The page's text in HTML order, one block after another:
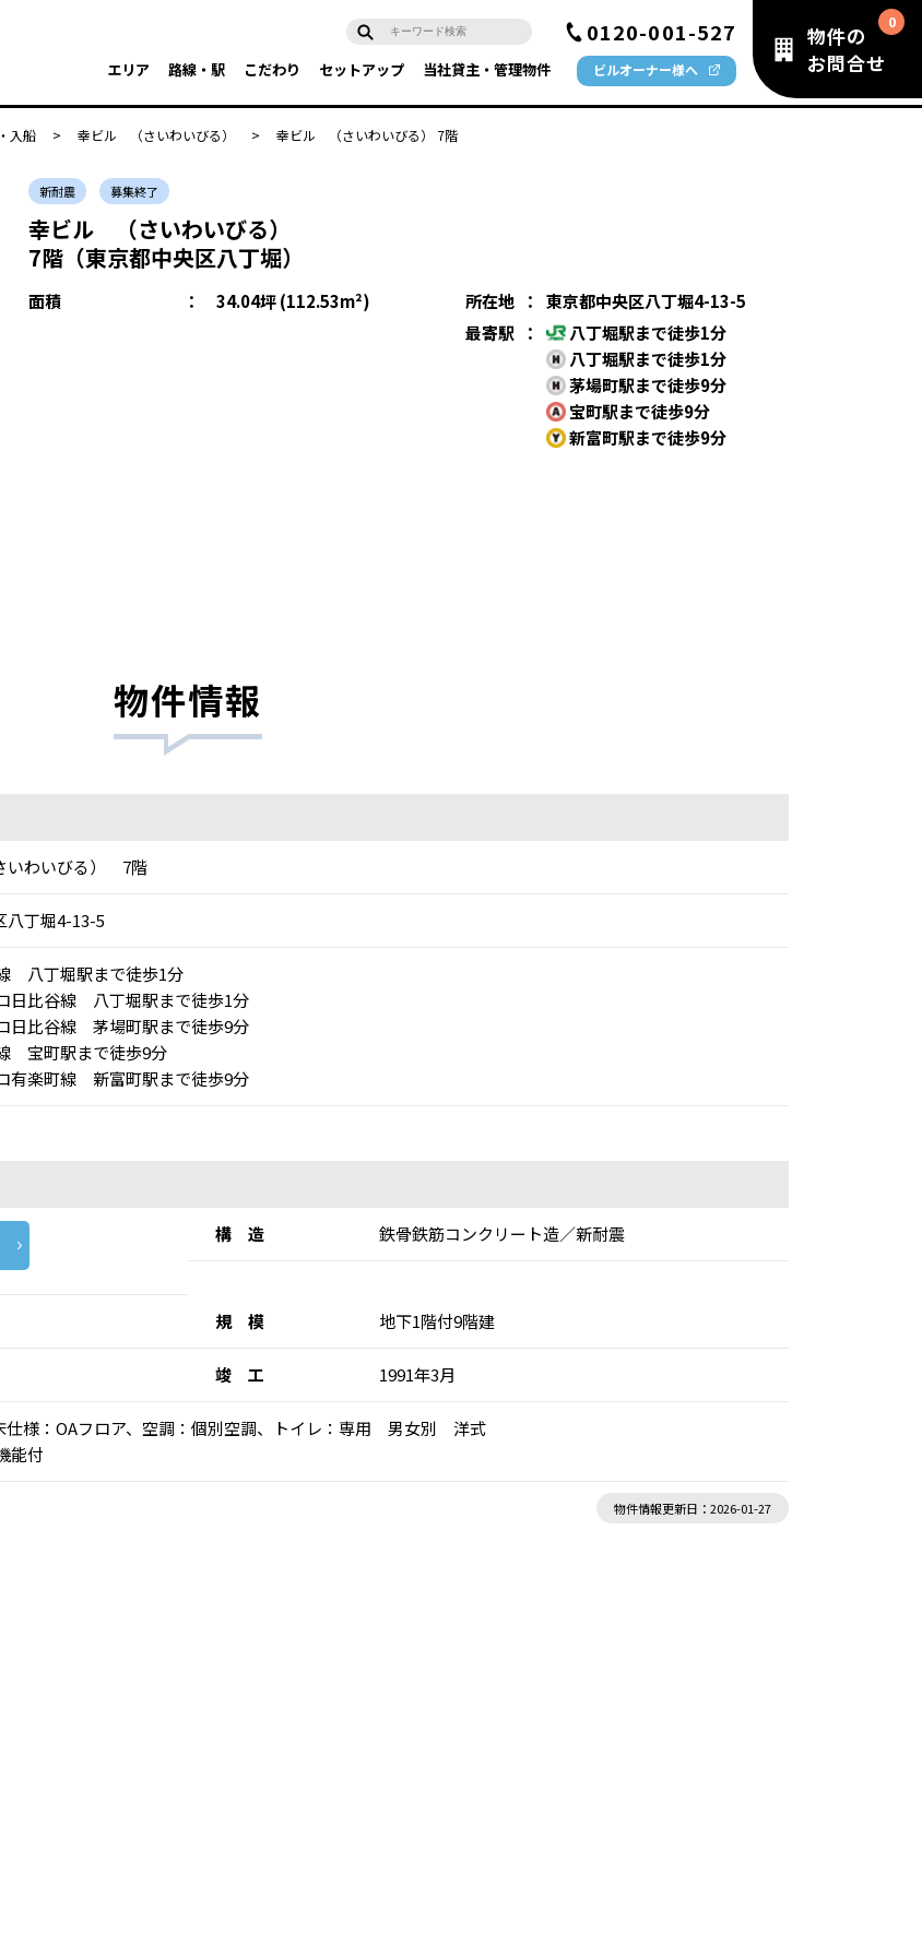
0120-001-527
エリア 路線・駅 こだわり セットアップ 当社貸主・管理物件 ビルオーナー様へ
物件の
お問合せ
入船 > 幸ビル （さいわいびる） > 幸ビル （さいわいびる） 7階
新耐震 募集終了
幸ビル （さいわいびる）
7階（東京都中央区八丁堀）
面積 ： 34.04坪 (112.53m²) 所在地 ：
東京都中央区八丁堀4-13-5
最寄駅
：
八丁堀駅まで徒歩1分
八丁堀駅まで徒歩1分
茅場町駅まで徒歩9分
宝町駅まで徒歩9分
新富町駅まで徒歩9分
物件情報
わいびる） 7階
八丁堀4-13-5
八丁堀駅まで徒歩1分
日比谷線 八丁堀駅まで徒歩1分
日比谷線 茅場町駅まで徒歩9分
宝町駅まで徒歩9分
有楽町線 新富町駅まで徒歩9分
構 造 鉄骨鉄筋コンクリート造／新耐震
規 模 地下1階付9階建
竣 工 1991年3月
仕様：OAフロア、空調：個別空調、トイレ：専用 男女別 洋式
能付
物件情報更新日：2026-01-27